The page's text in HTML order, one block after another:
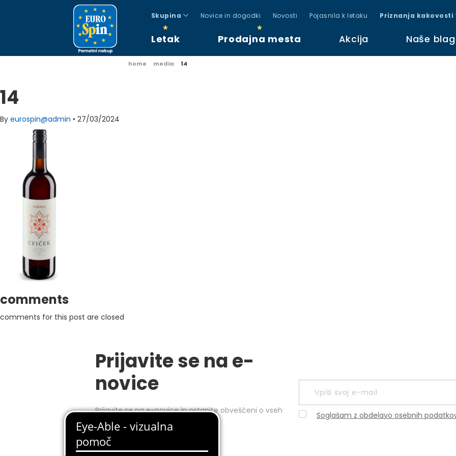
Skupina Novice in dogodki Novosti Pojasnila k letaku Priznanja kakovosti
Letak Prodajna mesta Akcija Naše
home media 14
14
By eurospin@admin • 27/03/2024
comments
comments for this post are closed
Prijavite se na e-
novice
Prijavite se na e-novice in ostanite obveščeni o vseh
tedenskih akcijah in novostih.
Soglašam z obdelavo osebnih